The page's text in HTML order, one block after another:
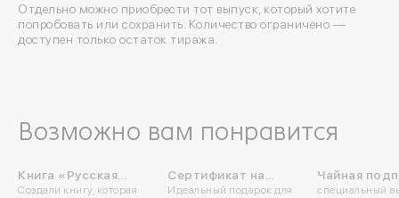
Отдельно можно приобрести тот выпуск, который хотите
попробовать или сохранить. Количество ограничено —
доступен только остаток тиража.
Возможно вам понравится
Книга «Русская
чайная традиция»
Создали книгу, которая
Сертификат на
лекцию Чайной
Идеальный подарок для
Чайная
юбилею Зои
специальный